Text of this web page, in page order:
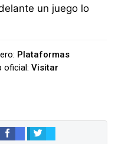
un juego lo
Plataformas
oficial: Visitar